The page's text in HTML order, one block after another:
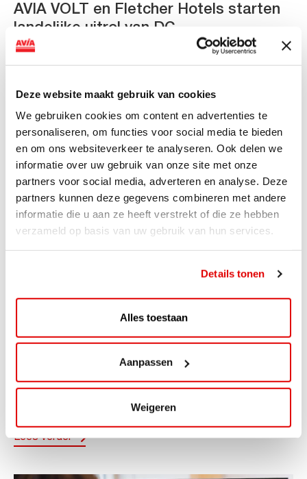
Deze website maakt gebruik van cookies
We gebruiken cookies om content en advertenties te
personaliseren, om functies voor social media te bieden
en om ons websiteverkeer te analyseren. Ook delen we
informatie over uw gebruik van onze site met onze
partners voor social media, adverteren en analyse. Deze
partners kunnen deze gegevens combineren met andere
informatie die u aan ze heeft verstrekt of die ze hebben
verzameld op basis van uw gebruik van hun services.
Details tonen
Alles toestaan
Aanpassen
Weigeren
AVIA VOLT en Fletcher Hotels starten
landelijke uitrol van DC-
snellaadinfrastructuur
van DC-snellaadinfrastructuur AVIA VOLT en...
Lees verder
ViaAVIA Super Deal: 20% korting bij
Lees verder